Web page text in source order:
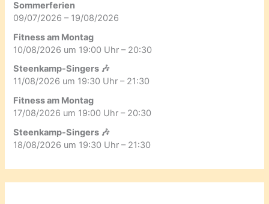
Sommerferien
09/07/2026 – 19/08/2026
Fitness am Montag
10/08/2026 um 19:00 Uhr – 20:30
Steenkamp-Singers 🎶
11/08/2026 um 19:30 Uhr – 21:30
Fitness am Montag
17/08/2026 um 19:00 Uhr – 20:30
Steenkamp-Singers 🎶
18/08/2026 um 19:30 Uhr – 21:30